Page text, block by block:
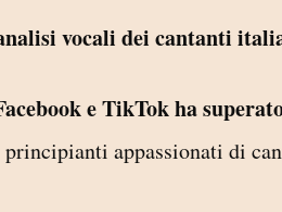
vocali dei cantanti
e TikTok ha
appassionati di